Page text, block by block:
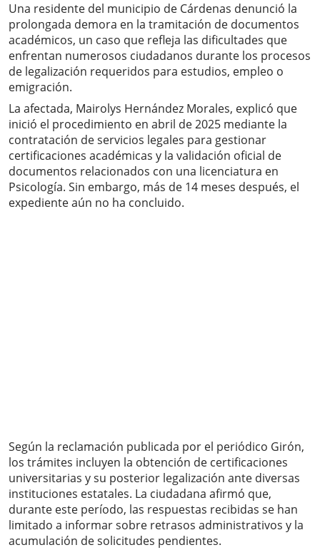
Una residente del municipio de Cárdenas denunció la
prolongada demora en la tramitación de documentos
académicos, un caso que refleja las dificultades que
enfrentan numerosos ciudadanos durante los procesos
de legalización requeridos para estudios, empleo o
emigración.
La afectada, Mairolys Hernández Morales, explicó que
inició el procedimiento en abril de 2025 mediante la
contratación de servicios legales para gestionar
certificaciones académicas y la validación oficial de
documentos relacionados con una licenciatura en
Psicología. Sin embargo, más de 14 meses después, el
expediente aún no ha concluido.
Según la reclamación publicada por el periódico Girón,
los trámites incluyen la obtención de certificaciones
universitarias y su posterior legalización ante diversas
instituciones estatales. La ciudadana afirmó que,
durante este período, las respuestas recibidas se han
limitado a informar sobre retrasos administrativos y la
acumulación de solicitudes pendientes.